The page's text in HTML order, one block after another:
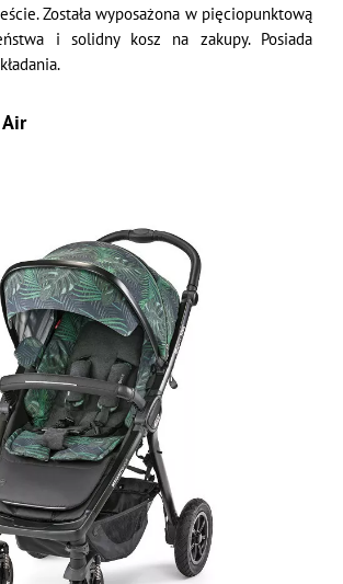
Została wyposażona w pięciopunktową
i solidny kosz na zakupy. Posiada